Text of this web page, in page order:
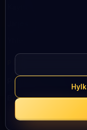
PELAA
Peluuri
BeGambleAware·